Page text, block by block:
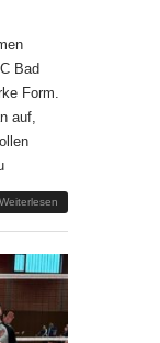
Bad
Form.
auf,
Weiterlesen